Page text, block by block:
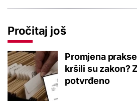
Pročitaj još
Promjena
kršili su zakon?
potvrđeno